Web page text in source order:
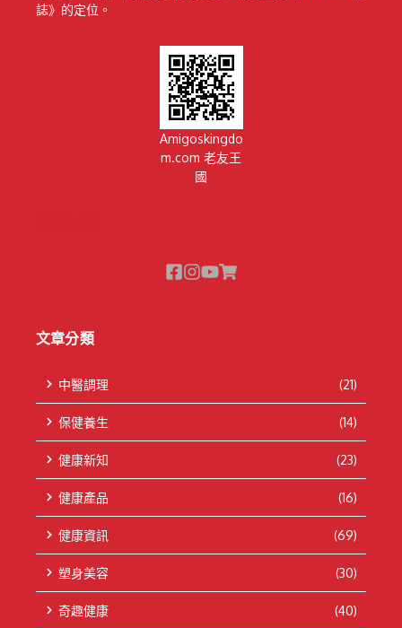
誌》的定位。
Amigoskingdo
m.com 老友王
國
文章分類
中醫調理 (21)
保健養生 (14)
健康新知 (23)
健康產品 (16)
健康資訊 (69)
塑身美容 (30)
奇趣健康 (40)